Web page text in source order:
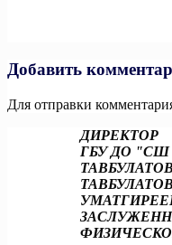
Добавить
Для отправки
ДИРЕКТОР
ГБУ ДО "СШ